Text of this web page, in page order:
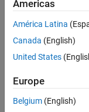
since
Followers:
Americas
América Latina
Canada (English)
United States
Europe
Belgium (English)